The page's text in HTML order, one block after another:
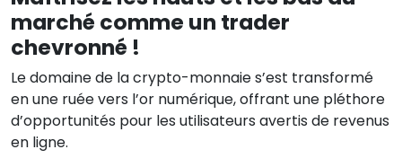
marché comme un trader
chevronné !
Le domaine de la crypto-monnaie s’est transformé
en une ruée vers l’or numérique, offrant une pléthore
d’opportunités pour les utilisateurs avertis de revenus
en ligne.